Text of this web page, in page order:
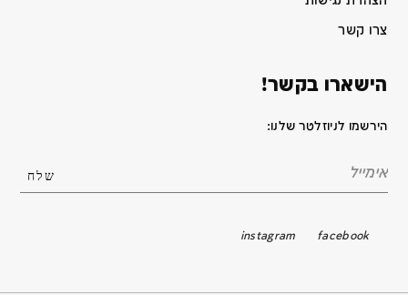
צרו קשר
הישארו בקשר!
הירשמו לניוזלטר שלנו:
facebook
instagram